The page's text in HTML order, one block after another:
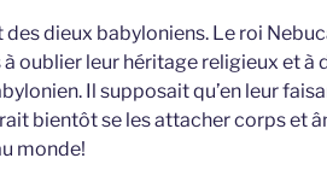
dieux babyloniens. Le roi
à oublier leur héritage religieux et à
Il supposait qu’en leur
bientôt se les attacher corps et
monde!